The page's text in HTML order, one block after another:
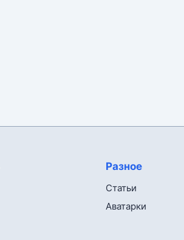
Разное
Статьи
Аватарки